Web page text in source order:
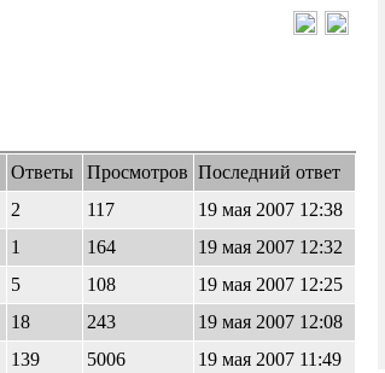
Ответы Просмотров Последний ответ
2 117
19 мая 2007 12:38
1 164
19 мая 2007 12:32
5 108
19 мая 2007 12:25
18 243
19 мая 2007 12:08
139 5006
19 мая 2007 11:49